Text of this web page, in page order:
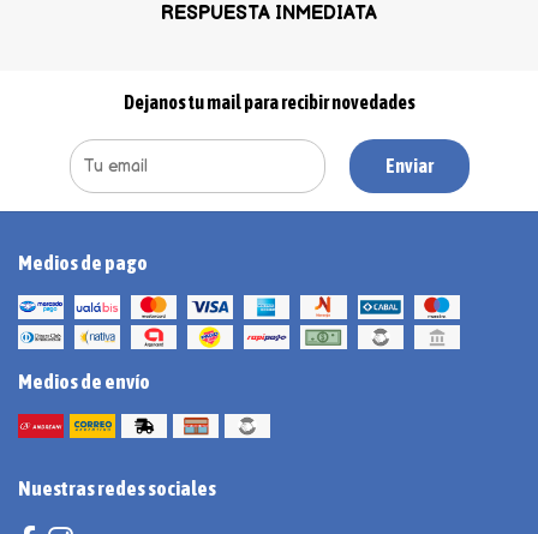
RESPUESTA INMEDIATA
Dejanos tu mail para recibir novedades
Enviar
Medios de pago
Medios de envío
Nuestras redes sociales